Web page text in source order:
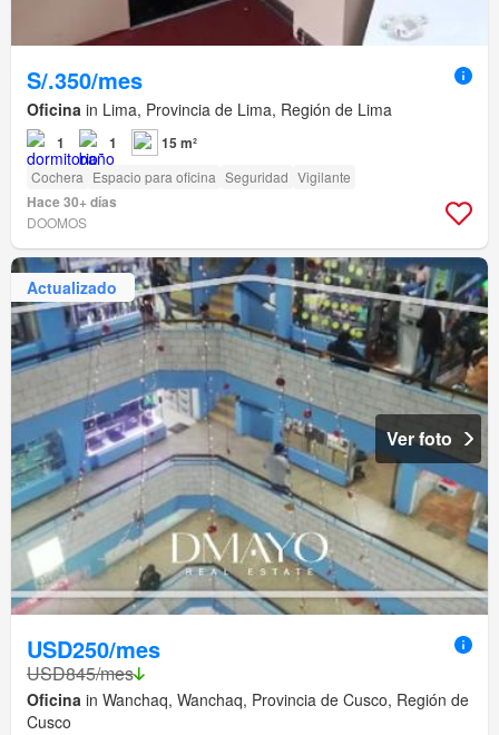
S/.350/mes
Oficina in Lima, Provincia de Lima, Región de Lima
1 1 15 m²
Cochera Espacio para oficina Seguridad Vigilante
Hace 30+ días
DOOMOS
Actualizado
Ver foto
USD250/mes
USD845/mes
Oficina in Wanchaq, Wanchaq, Provincia de Cusco, Región de
Cusco